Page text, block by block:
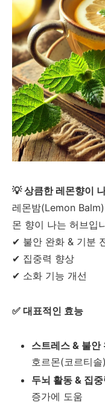
💡 상큼한 레몬향이
레몬밤(Lemon
몬 향이 나는 허브입
✔ 불안 완화 & 기분
✔ 집중력 향상
✔ 소화 기능 개선
✅ 대표적인 효능
스트레스 & 불안
호르몬(코르티
두뇌 활동 & 집
증가에 도움